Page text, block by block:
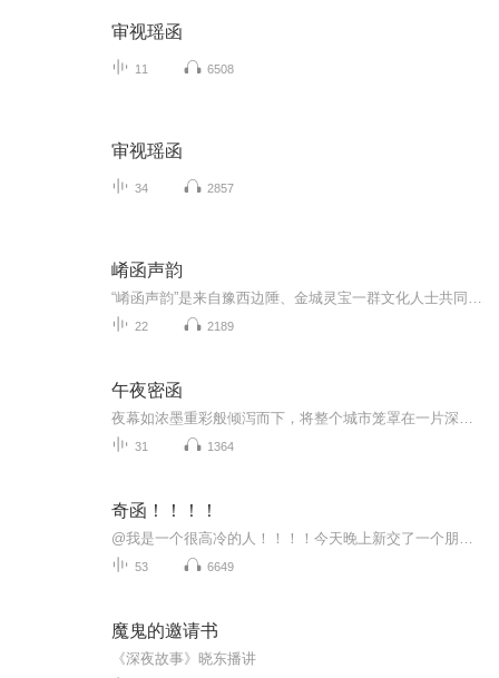
审视瑶函
11 6508
审视瑶函
34 2857
崤函声韵
22 2189
午夜密函
31 1364
奇函！！！！
53 6649
魔鬼的邀请书
《深夜故事》晓东播讲